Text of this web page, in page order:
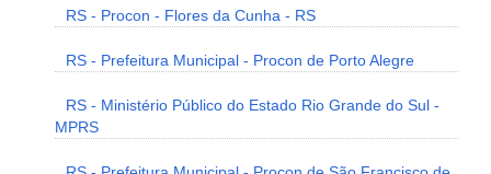
RS - Procon - Flores da Cunha - RS
RS - Prefeitura Municipal - Procon de Porto Alegre
RS - Ministério Público do Estado Rio Grande do Sul -
MPRS